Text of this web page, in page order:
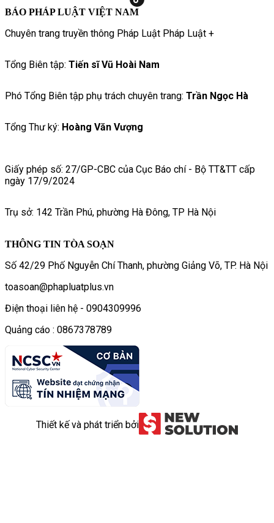
BÁO PHÁP LUẬT VIỆT NAM
Chuyên trang truyền thông Pháp Luật Pháp Luật +
Tổng Biên tập: Tiến sĩ Vũ Hoài Nam
Phó Tổng Biên tập phụ trách chuyên trang: Trần Ngọc Hà
Tổng Thư ký: Hoàng Văn Vượng
Giấy phép số: 27/GP-CBC của Cục Báo chí - Bộ TT&TT cấp
ngày 17/9/2024
Trụ sở: 142 Trần Phú, phường Hà Đông, TP Hà Nội
THÔNG TIN TÒA SOẠN
Số 42/29 Phố Nguyễn Chí Thanh, phường Giảng Võ, TP. Hà Nội
toasoan@phapluatplus.vn
Điện thoại liên hệ - 0904309996
Quảng cáo : 0867378789
Thiết kế và phát triển bởi